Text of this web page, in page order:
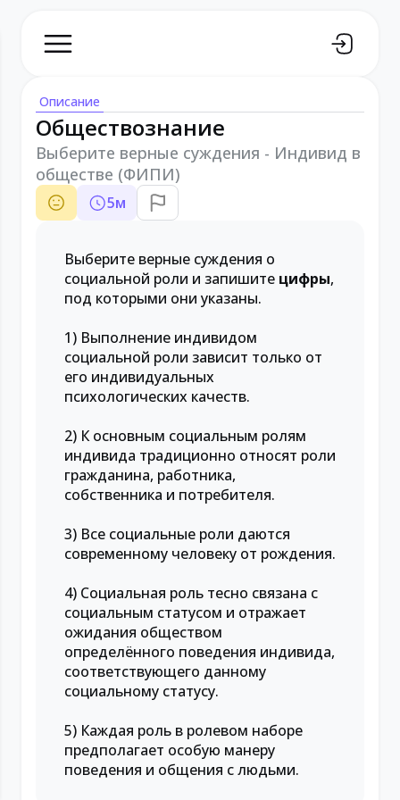
Описание
Обществознание
Выберите верные суждения - Индивид в
обществе (ФИПИ)
5м
Выберите верные суждения о
социальной роли и запишите цифры,
под которыми они указаны.
1) Выполнение индивидом
социальной роли зависит только от
его индивидуальных
психологических качеств.
2) К основным социальным ролям
индивида традиционно относят роли
гражданина, работника,
собственника и потребителя.
3) Все социальные роли даются
современному человеку от рождения.
4) Социальная роль тесно связана с
социальным статусом и отражает
ожидания обществом
определённого поведения индивида,
соответствующего данному
социальному статусу.
5) Каждая роль в ролевом наборе
предполагает особую манеру
поведения и общения с людьми.